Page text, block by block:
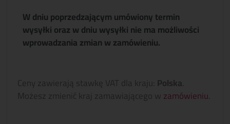
W dniu poprzedzającym umówiony termin
wysyłki oraz w dniu wysyłki nie ma możliwości
wprowadzania zmian w zamówieniu.
Ceny zawierają stawkę VAT dla kraju: Polska
Możesz zmienić kraj zamawiającego wzamówieniu